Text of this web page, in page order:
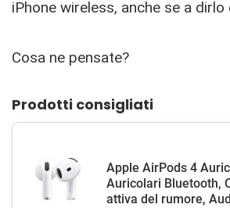
iPhone wireless, anche se a
Cosa ne pensate?
Prodotti consigliati
Apple AirPods 4
Auricolari Bluetooth,
attiva del rumore,